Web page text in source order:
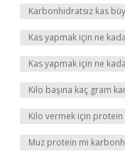
Karbonhidratsız kas
Kas yapmak için ne
Kas yapmak için ne
Kilo başına kaç gram
Kilo vermek için
Muz protein mi